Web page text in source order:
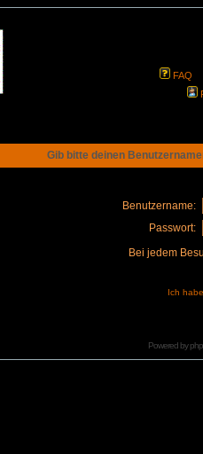
FAQ
Gib bitte deinen
Benutzername:
Passwort:
Bei jedem
Ich
Powered by